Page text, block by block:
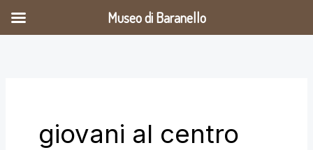
giovani al centro
Museo di Baranello